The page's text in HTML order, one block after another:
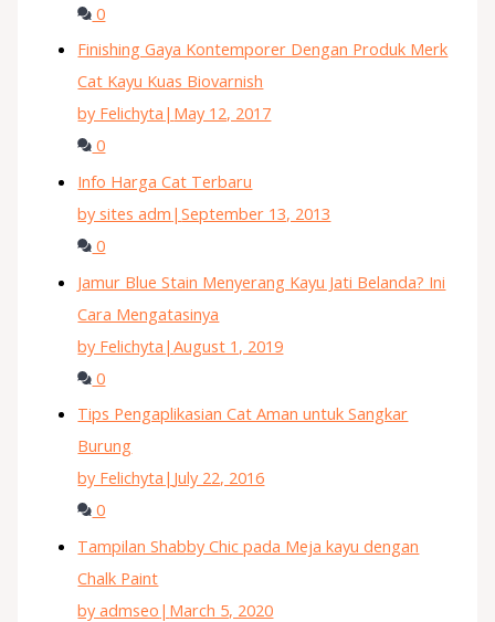
0
Finishing Gaya Kontemporer Dengan Produk Merk
Cat Kayu Kuas Biovarnish
by Felichyta | May 12, 2017
0
Info Harga Cat Terbaru
by sites adm |September 13, 2013
0
Jamur Blue Stain Menyerang Kayu Jati Belanda? Ini
Cara Mengatasinya
by Felichyta |August 1, 2019
0
Tips Pengaplikasian Cat Aman untuk Sangkar
Burung
by Felichyta | July 22, 2016
0
Tampilan Shabby Chic pada Meja kayu dengan
Chalk Paint
by admseo | March 5, 2020